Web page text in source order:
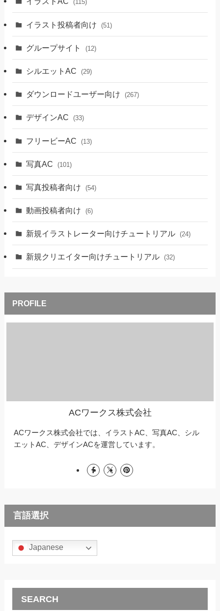
(115)
イラスト投稿者向け (51)
グループサイト (12)
シルエットAC (29)
ダウンロードユーザー向け (267)
デザインAC (33)
フリービーAC (13)
写真AC (101)
写真投稿者向け (54)
動画投稿者向け (6)
新規イラストレーター向けチュートリアル (24)
新規クリエイター向けチュートリアル (32)
ACワークス株式会社
ACワークス株式会社では、イラストAC、写真AC、シル
エットAC、デザインACを運営しています。
言語選択
Japanese
SEARCH